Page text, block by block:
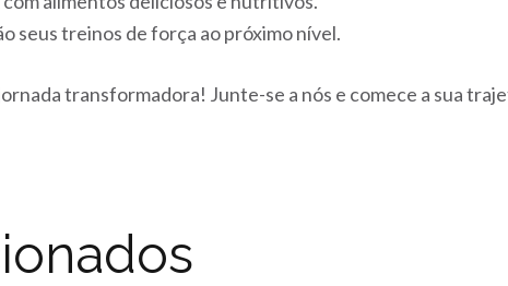
seus treinos de força ao próximo nível.
transformadora! Junte-se a nós e comece a sua